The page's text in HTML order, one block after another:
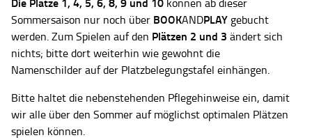
Sommersaison nur noch über BOOKANDPLAY gebucht
werden. Zum Spielen auf den Plätzen 2 und 3 ändert sich
nichts; bitte dort weiterhin wie gewohnt die
Namenschilder auf der Platzbelegungstafel einhängen.
Bitte haltet die nebenstehenden Pflegehinweise ein, damit
wir alle über den Sommer auf möglichst optimalen Plätzen
spielen können.